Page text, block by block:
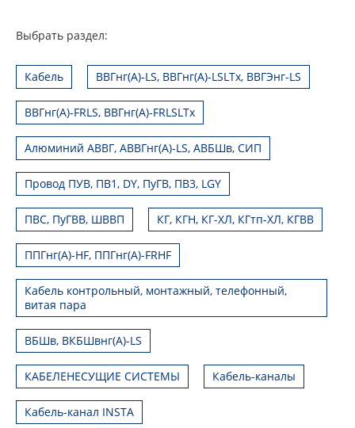
Выбрать раздел:
Кабель ВВГнг(А)-LS, ВВГнг(А)-LSLTx, ВВГЭнг-LS
ВВГнг(А)-FRLS, ВВГнг(А)-FRLSLTx
Алюминий АВВГ, АВВГнг(А)-LS, АВБШв, СИП
Провод ПУВ, ПВ1, DY, ПуГВ, ПВ3, LGY
ПВС, ПуГВВ, ШВВП КГ, КГН, КГ-ХЛ, КГтп-ХЛ, КГВВ
ППГнг(А)-HF, ППГнг(А)-FRHF
Кабель контрольный, монтажный, телефонный,
витая пара
ВБШв, ВКБШвнг(А)-LS
КАБЕЛЕНЕСУЩИЕ СИСТЕМЫ Кабель-каналы
Кабель-канал INSTA